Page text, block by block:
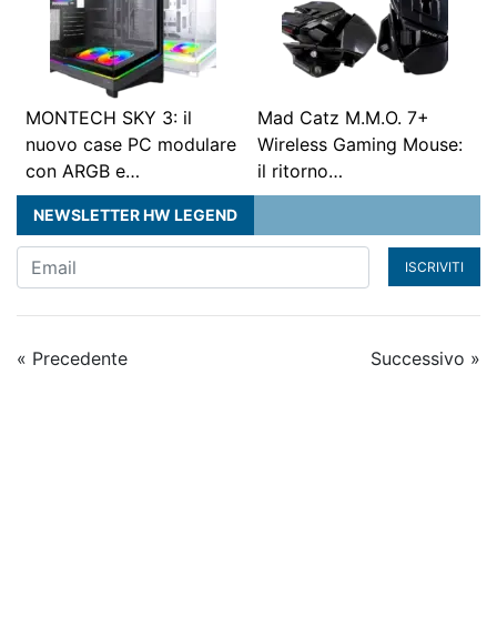
MONTECH SKY 3: il
nuovo case PC modulare
con ARGB e…
Mad Catz M.M.O. 7+
Wireless Gaming Mouse:
il ritorno…
NEWSLETTER HW LEGEND
ISCRIVITI
« Precedente Successivo »